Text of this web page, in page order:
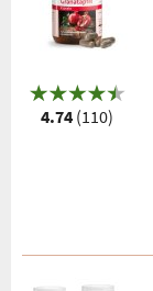
4.74 (110)